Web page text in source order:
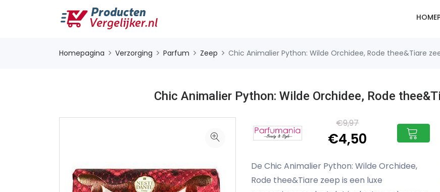
Homepagina Verzorging Parfum Zeep Chic Animalier Python: Wilde Orchidee, Rode thee&Tiare
Chic Animalier Python: Wilde Orchidee, Rode
€9,97
€4,50
De Chic Animalier Python: Wilde Orchidee,
Rode thee&Tiare zeep is een luxe